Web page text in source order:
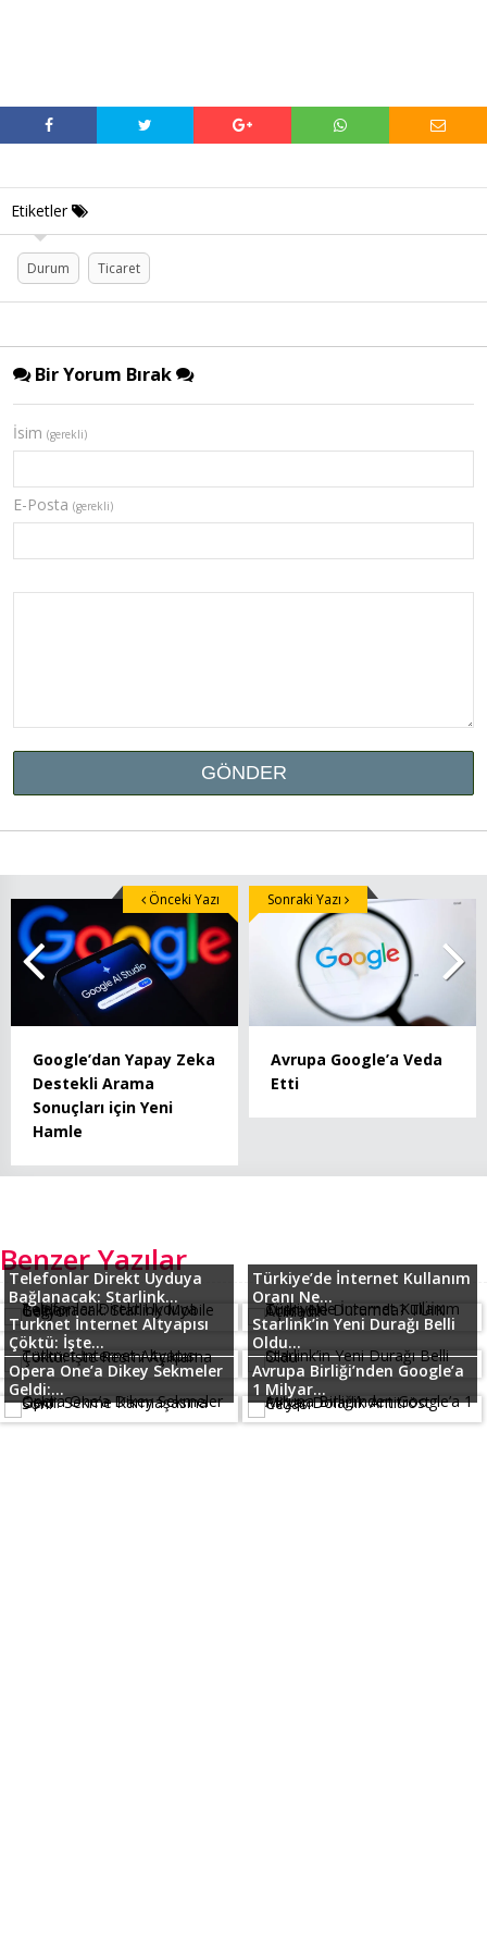
Etiketler
Durum Ticaret
Bir Yorum Bırak
İsim (gerekli)
E-Posta (gerekli)
Google’dan Yapay Zeka
Destekli Arama
Sonuçları için Yeni
Hamle
Önceki Yazı
Avrupa Google’a Veda
Etti
Sonraki Yazı
Benzer Yazılar
Telefonlar Direkt Uyduya
Bağlanacak: Starlink...
Türkiye’de İnternet Kullanım
Oranı Ne...
Turknet İnternet Altyapısı
Çöktü: İşte...
Starlink’in Yeni Durağı Belli
Oldu...
Opera One’a Dikey Sekmeler
Geldi:...
Avrupa Birliği’nden Google’a
1 Milyar...